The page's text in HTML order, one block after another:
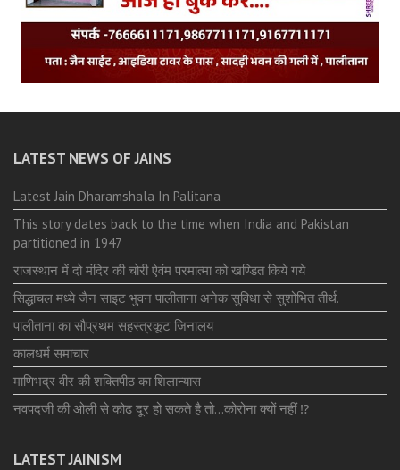
LATEST NEWS OF JAINS
Latest Jain Dharamshala In Palitana
This story dates back to the time when India and Pakistan
partitioned in 1947
राजस्थान में दो मंदिर की चोरी ऐवंम परमात्मा को खण्डित किये गये
सिद्धाचल मध्ये जैन साइट भुवन पालीताना अनेक सुविधा से सुशोभित तीर्थ.
पालीताना का सौप्रथम सहस्त्रकूट जिनालय
कालधर्म समाचार
माणिभद्र वीर की शक्तिपीठ का शिलान्यास
नवपदजी की ओली से कोढ दूर हो सकते है तो…कोरोना क्यों नहीं ⁉️
LATEST JAINISM